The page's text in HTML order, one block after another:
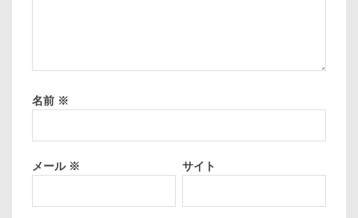
名前 ※
メール ※ サイト